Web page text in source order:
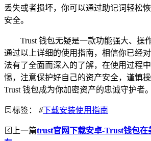
丢失或者损坏，你可以通过助记词轻松
安全。
Trust 钱包无疑是一款功能强大、操
通过以上详细的使用指南，相信你已经
法有了全面而深入的了解，在使用过程
惕，注意保护好自己的资产安全，谨慎
Trust 钱包成为你加密资产的忠诚守护者。
标签： #下载安装使用指南
上一篇trust官网下载安卓-Trust钱包在